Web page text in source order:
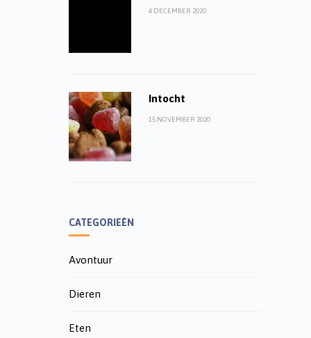
4 DECEMBER 2020
Intocht
15 NOVEMBER 2020
CATEGORIEËN
Avontuur
Dieren
Eten